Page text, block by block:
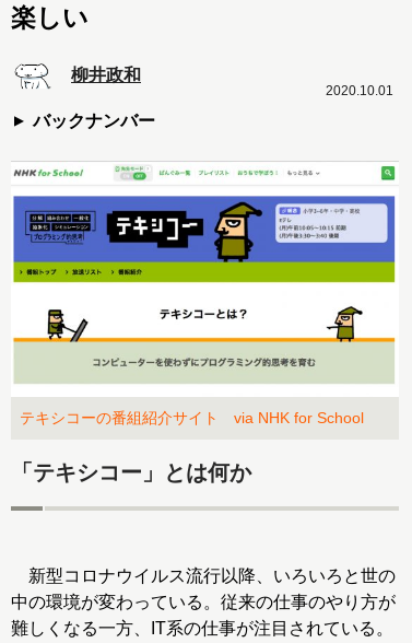
楽しい
柳井政和
バックナンバー
2020.10.01
テキシコーの番組紹介サイト via NHK for School
「テキシコー」とは何か
新型コロナウイルス流行以降、いろいろと世の
中の環境が変わっている。従来の仕事のやり方が
難しくなる一方、IT系の仕事が注目されている。